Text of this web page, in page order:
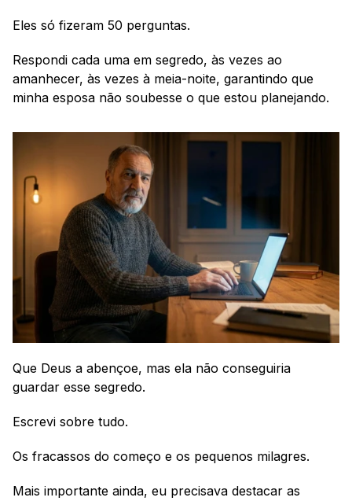
Eles só fizeram 50 perguntas.
Respondi cada uma em segredo, às vezes ao
amanhecer, às vezes à meia-noite, garantindo que
minha esposa não soubesse o que estou planejando.
Que Deus a abençoe, mas ela não conseguiria
guardar esse segredo.
Escrevi sobre tudo.
Os fracassos do começo e os pequenos milagres.
Mais importante ainda, eu precisava destacar as